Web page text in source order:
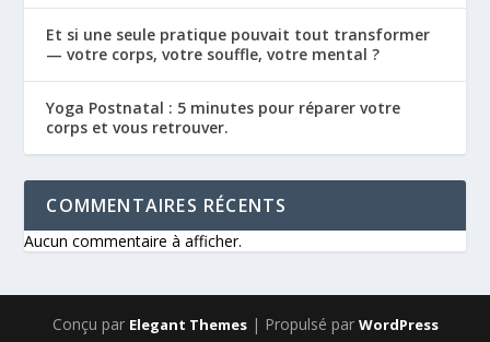
Et si une seule pratique pouvait tout transformer
— votre corps, votre souffle, votre mental ?
Yoga Postnatal : 5 minutes pour réparer votre
corps et vous retrouver.
COMMENTAIRES RÉCENTS
Aucun commentaire à afficher.
Conçu par Elegant Themes| Propulsé par WordPress